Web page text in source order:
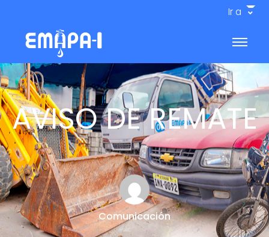
Ir a
AVISO DE REMATE
Comunicación